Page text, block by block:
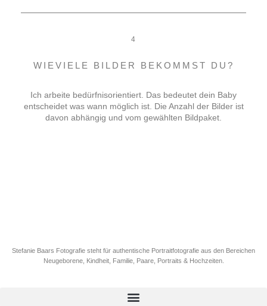
4
WIEVIELE BILDER BEKOMMST DU?
Ich arbeite bedürfnisorientiert. Das bedeutet dein Baby
entscheidet was wann möglich ist. Die Anzahl der Bilder ist
davon abhängig und vom gewählten Bildpaket.
Stefanie Baars Fotografie steht für authentische Portraitfotografie aus den Bereichen
Neugeborene, Kindheit, Familie, Paare, Portraits & Hochzeiten.